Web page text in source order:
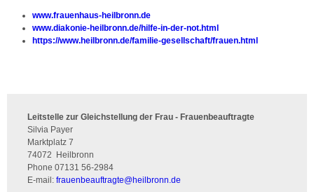
www.frauenhaus-heilbronn.de
www.diakonie-heilbronn.de/hilfe-in-der-not.html
https://www.heilbronn.de/familie-gesellschaft/frauen.html
Leitstelle zur Gleichstellung der Frau - Frauenbeauftragte
Silvia Payer
Marktplatz 7
74072
Heilbronn
Phone 07131 56-2984
E-mail: frauenbeauftragte@heilbronn.de